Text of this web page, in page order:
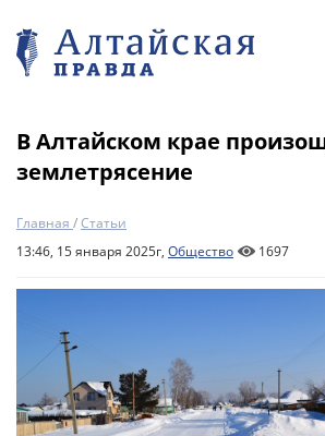
В Алтайском крае
землетрясение
Главная /Статьи
13:46, 15 января 2025г, Общество 1697